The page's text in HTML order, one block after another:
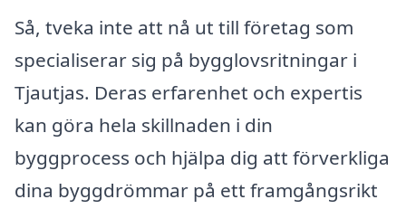
Så, tveka inte att nå ut till företag som
specialiserar sig på bygglovsritningar i
Tjautjas. Deras erfarenhet och expertis
kan göra hela skillnaden i din
byggprocess och hjälpa dig att förverkliga
dina byggdrömmar på ett framgångsrikt